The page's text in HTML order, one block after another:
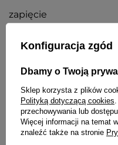
zapięcie
Wraz z bransoletą
dowód zakupu -
komplet
Konfiguracja zgód
Dbamy o Twoją
Sklep korzysta z plików
Polityką dotyczącą cookies
przechowywania lub
Więcej informacji na temat
znaleźć także na stronie